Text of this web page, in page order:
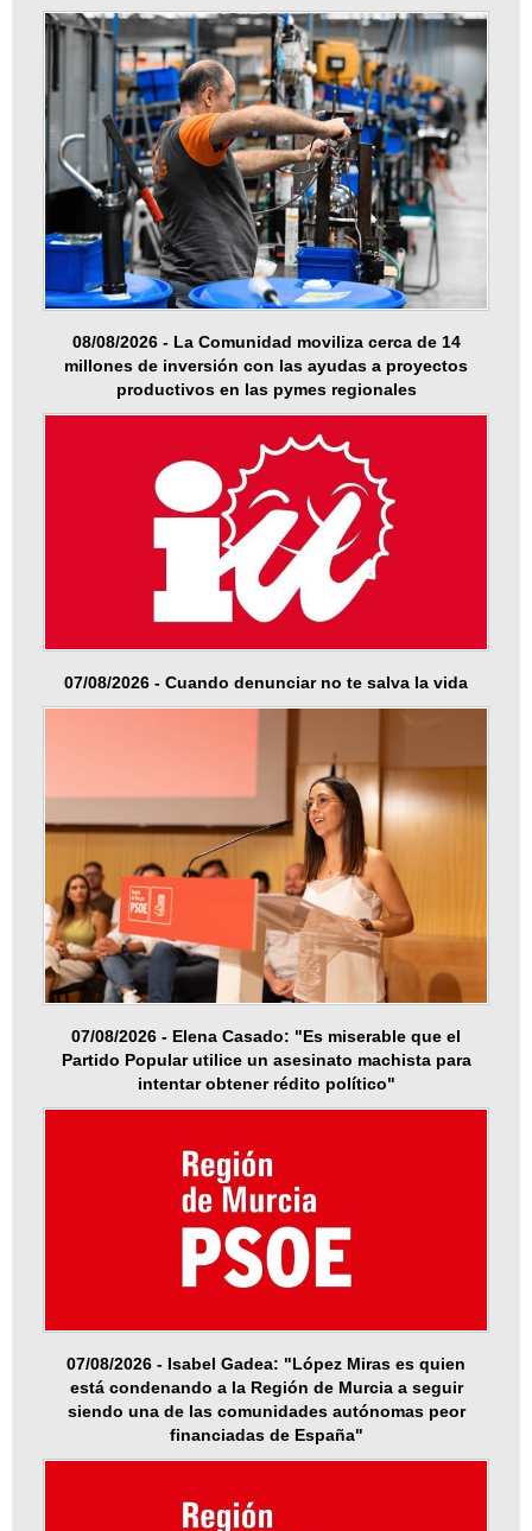
08/08/2026 - La Comunidad moviliza cerca de 14
millones de inversión con las ayudas a proyectos
productivos en las pymes regionales
07/08/2026 - Cuando denunciar no te salva la vida
07/08/2026 - Elena Casado: "Es miserable que el
Partido Popular utilice un asesinato machista para
intentar obtener rédito político"
07/08/2026 - Isabel Gadea: "López Miras es quien
está condenando a la Región de Murcia a seguir
siendo una de las comunidades autónomas peor
financiadas de España"